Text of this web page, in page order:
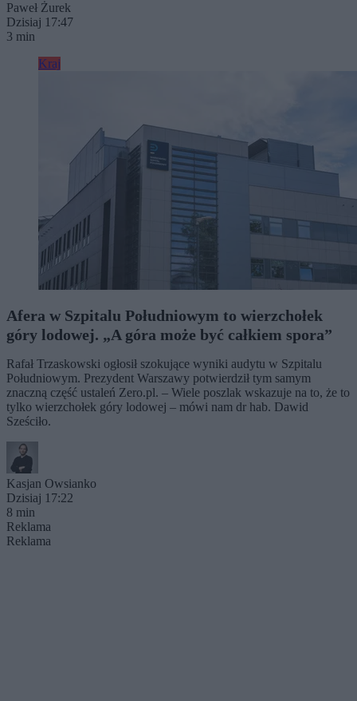
Paweł Żurek
Dzisiaj 17:47
3 min
Kraj
Afera w Szpitalu Południowym to wierzchołek
góry lodowej. „A góra może być całkiem spora”
Rafał Trzaskowski ogłosił szokujące wyniki audytu w Szpitalu
Południowym. Prezydent Warszawy potwierdził tym samym
znaczną część ustaleń Zero.pl. – Wiele poszlak wskazuje na to, że to
tylko wierzchołek góry lodowej – mówi nam dr hab. Dawid
Sześciło.
Kasjan Owsianko
Dzisiaj 17:22
8 min
Reklama
Reklama